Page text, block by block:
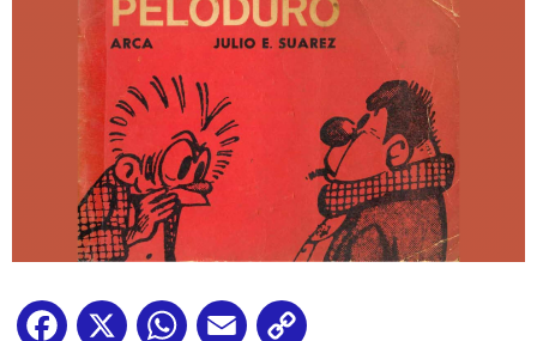
Facebook
X WhatsApp
Email